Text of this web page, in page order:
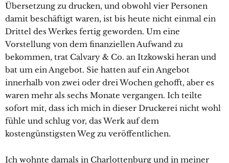
Übersetzung zu drucken, und obwohl vier Personen
damit beschäftigt waren, ist bis heute nicht einmal ein
Drittel des Werkes fertig geworden. Um eine
Vorstellung von dem finanziellen Aufwand zu
bekommen, trat Calvary & Co. an Itzkowski heran und
bat um ein Angebot. Sie hatten auf ein Angebot
innerhalb von zwei oder drei Wochen gehofft, aber es
waren mehr als sechs Monate vergangen. Ich teilte
sofort mit, dass ich mich in dieser Druckerei nicht wohl
fühle und schlug vor, das Werk auf dem
kostengünstigsten Weg zu veröffentlichen.
Ich wohnte damals in Charlottenburg und in meiner